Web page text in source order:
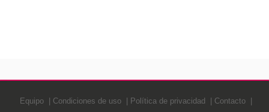
Equipo Condiciones de uso Política de privacidad Contacto